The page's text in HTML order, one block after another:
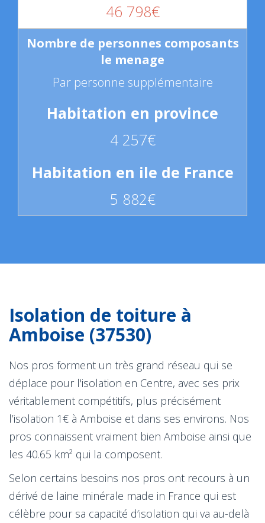
46 798€
Par personne supplémentaire
4 257€
5 882€
Isolation de toiture à
Amboise (37530)
Nos pros forment un très grand réseau qui se
déplace pour l'isolation en Centre, avec ses prix
véritablement compétitifs, plus précisément
l’isolation 1€ à Amboise et dans ses environs. Nos
pros connaissent vraiment bien Amboise ainsi que
les 40.65 km² qui la composent.
Selon certains besoins nos pros ont recours à un
dérivé de laine minérale made in France qui est
célèbre pour sa capacité d’isolation qui va au-delà